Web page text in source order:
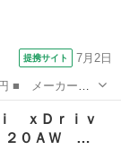
提携サイト 7月2日
名： ３２０ｉ
チアルミ／ＨＩ
ｘＤｒｉｖ
２０ＡＷ …